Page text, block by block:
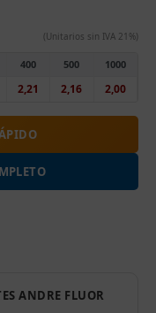
(Unitarios sin IVA 21%)
400
2,21
500
2,16
1000
2,00
ANDRE FLUOR